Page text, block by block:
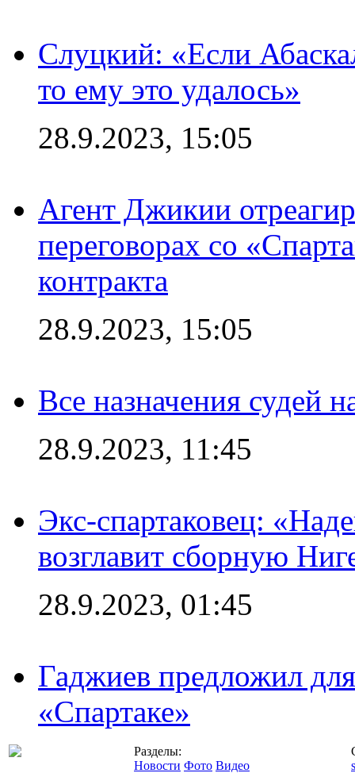
Слуцкий: «Если
то ему это удалось»
28.9.2023, 15:05
Агент Джикии
переговорах со
контракта
28.9.2023, 15:05
Все назначения судей
28.9.2023, 11:45
Экс-спартаковец:
возглавит сборную
28.9.2023, 01:45
Гаджиев предложил
«Спартаке»
Разделы:
Новости Фото Видео